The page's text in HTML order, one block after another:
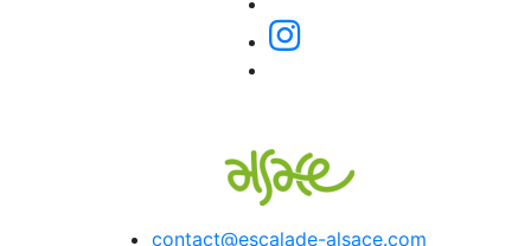
contact@escalade-alsace.com